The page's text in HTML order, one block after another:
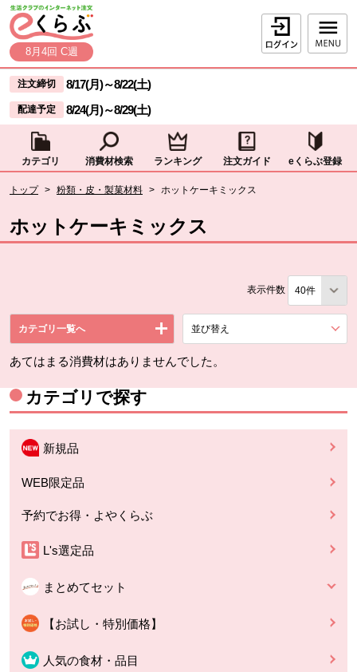
ページの先頭です。
本文へジャンプする。
8月4回 C週
ログイン
ここからサイト内共通メニューです。
サイト内共通メニューをスキップする
注文締切 8/17(月)～8/22(土)
配達予定 8/24(月)～8/29(土)
カテゴリ 消費材検索 ランキング 注文ガイド eくらぶ登録
トップ > 粉類・皮・製菓材料 > ホットケーキミックス
ホットケーキミックス
表示件数
カテゴリ一覧へ 並び替え
あてはまる消費材はありませんでした。
カテゴリで探す
新規品
WEB限定品
予約でお得・よやくらぶ
L's選定品
まとめてセット
【お試し・特別価格】
人気の食材・品目